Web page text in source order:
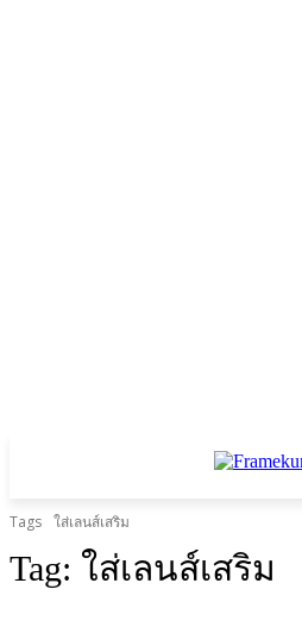
Tags ใส่เลนส์เสริม
Tag: ใส่เลนส์เสริม